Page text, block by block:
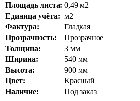
Площадь листа: 0,49 м2
Единица учёта: м2
Фактура:
Гладкая
Прозрачность:
Прозрачное
Толщина:
3 мм
Ширина:
540 мм
Высота:
900 мм
Цвет:
Красный
Наличие:
Под заказ